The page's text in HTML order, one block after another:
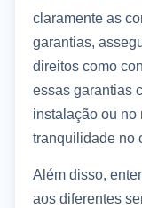
claramente as
garantias,
direitos como
essas garantias
instalação ou no
tranquilidade no
Além disso,
aos diferentes